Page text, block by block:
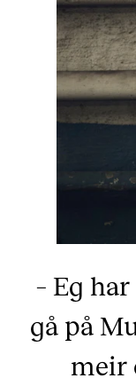
– Eg
gå på
meir